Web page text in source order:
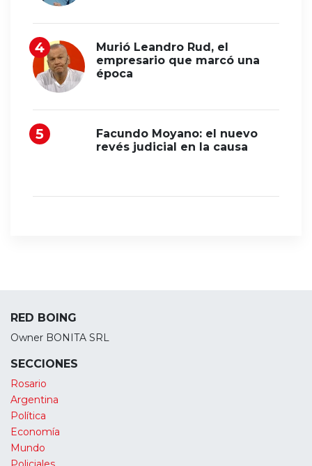
Murió Leandro Rud, el
empresario que marcó una
época
Facundo Moyano: el nuevo
revés judicial en la causa
RED BOING
Owner BONITA SRL
SECCIONES
Rosario
Argentina
Política
Economía
Mundo